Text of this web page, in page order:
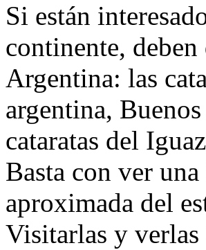
Si están
continente,
Argentina: las
argentina,
cataratas del
Basta con ver una
aproximada del
Visitarlas y verlas